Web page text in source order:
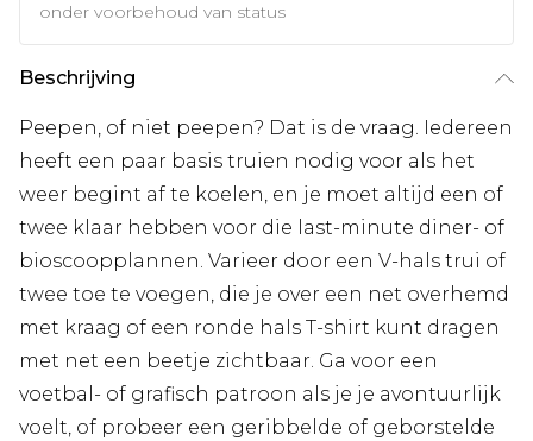
onder voorbehoud van status
Beschrijving
Peepen, of niet peepen? Dat is de vraag. Iedereen
heeft een paar basis truien nodig voor als het
weer begint af te koelen, en je moet altijd een of
twee klaar hebben voor die last-minute diner- of
bioscoopplannen. Varieer door een V-hals trui of
twee toe te voegen, die je over een net overhemd
met kraag of een ronde hals T-shirt kunt dragen
met net een beetje zichtbaar. Ga voor een
voetbal- of grafisch patroon als je je avontuurlijk
voelt, of probeer een geribbelde of geborstelde